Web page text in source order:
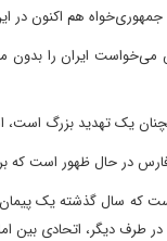
هم اکنون در
می‌خواست ایران را
است، اما دیگر آن ایران
در حال ظهور است که
که سال گذشته یک پیمان